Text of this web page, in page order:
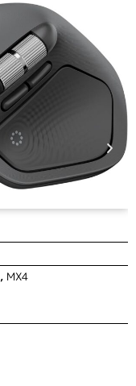
, MX4